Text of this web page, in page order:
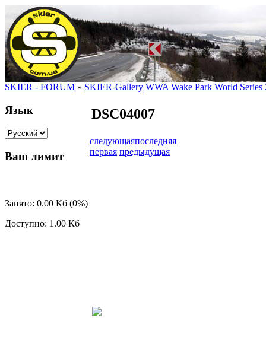
SKIER - FORUM » SKIER-Gallery WWA Wake Park World Series
Язык
Ваш лимит
Занято: 0.00 Кб (0%)
Доступно: 1.00 Кб
DSC04007
следующаяпоследняя
первая предыдущая